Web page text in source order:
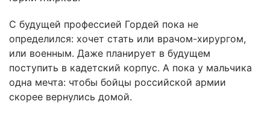
С будущей профессией Гордей пока не
определился: хочет стать или врачом-хирургом,
или военным. Даже планирует в будущем
поступить в кадетский корпус. А пока у мальчика
одна мечта: чтобы бойцы российской армии
скорее вернулись домой.